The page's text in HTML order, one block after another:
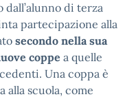
di terza
partecipazione alla
secondo nella sua
coppe a quelle
Una coppa è
alla scuola, come